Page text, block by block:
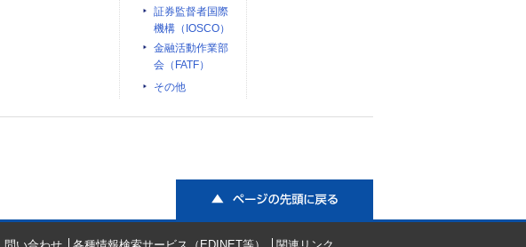
証券監督者国際
機構（IOSCO）
金融活動作業部
会（FATF）
その他